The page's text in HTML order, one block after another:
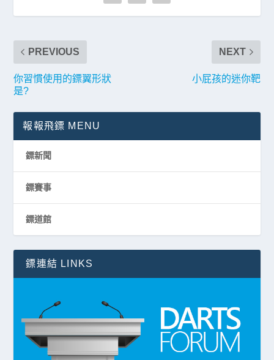
PREVIOUS
你習慣使用的鏢翼形狀
是?
NEXT
小屁孩的迷你靶
報報飛鏢 MENU
鏢新聞
鏢賽事
鏢道館
鏢連結 LINKS